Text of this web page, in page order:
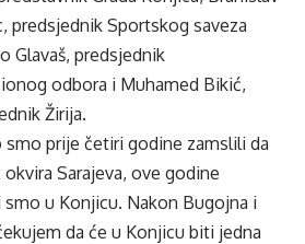
predsjednik Sportskog saveza
Glavaš, predsjednik
odbora i Muhamed Bikić,
Žirija.
smo prije četiri godine zamslili da
okvira Sarajeva, ove godine
smo u Konjicu. Nakon Bugojna i
da će u Konjicu biti jedna